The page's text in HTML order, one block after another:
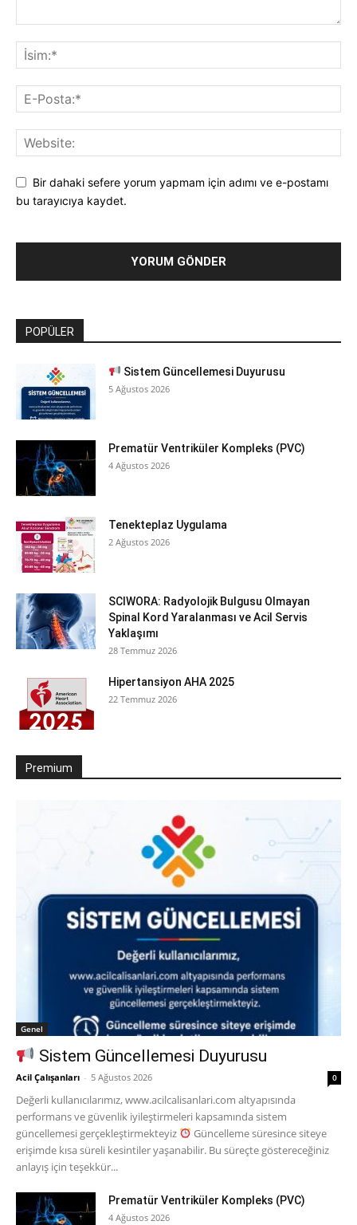
Bir dahaki sefere yorum yapmam için adımı ve e-postamı
bu tarayıcıya kaydet.
POPÜLER
Sistem Güncellemesi Duyurusu
5 Ağustos 2026
Prematür Ventriküler Kompleks (PVC)
4 Ağustos 2026
Tenekteplaz Uygulama
2 Ağustos 2026
SCIWORA: Radyolojik Bulgusu Olmayan
Spinal Kord Yaralanması ve Acil Servis
Yaklaşımı
28 Temmuz 2026
Hipertansiyon AHA 2025
22 Temmuz 2026
Premium
Genel
Sistem Güncellemesi Duyurusu
Acil Çalışanları - 5 Ağustos 2026 0
Değerli kullanıcılarımız, www.acilcalisanlari.com altyapısında
performans ve güvenlik iyileştirmeleri kapsamında sistem
güncellemesi gerçekleştirmekteyiz
Güncelleme süresince siteye
erişimde kısa süreli kesintiler yaşanabilir. Bu süreçte göstereceğiniz
anlayış için teşekkür...
Prematür Ventriküler Kompleks (PVC)
4 Ağustos 2026